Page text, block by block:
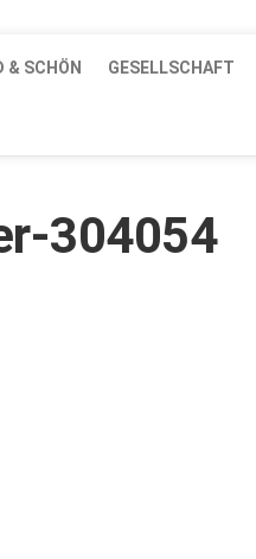
& SCHÖN GESELLSCHAFT
304054